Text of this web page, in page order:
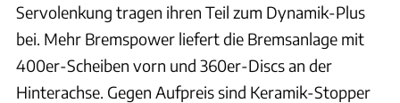
Servolenkung tragen ihren Teil zum Dynamik-Plus
bei. Mehr Bremspower liefert die Bremsanlage mit
400er-Scheiben vorn und 360er-Discs an der
Hinterachse. Gegen Aufpreis sind Keramik-Stopper